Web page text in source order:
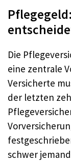
Die
eine zentrale
Versicherte
der letzten
schwer